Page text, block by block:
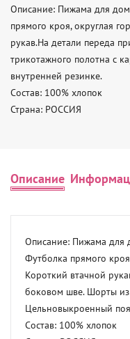
Описание: Пижама для
прямого кроя, округлая
рукав.На детали переда
трикотажного полотна с
внутренней резинке.
Состав: 100% хлопок
Страна: РОССИЯ
Описание
Описание: Пижама для
Футболка прямого
Короткий втачной
боковом шве. Шорты из
Цельновыкроенный
Состав: 100% хлопок